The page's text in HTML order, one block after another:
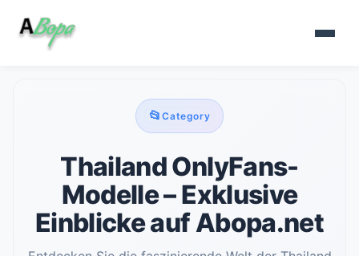
📂Category
Thailand OnlyFans-
Modelle – Exklusive
Einblicke auf Abopa.net